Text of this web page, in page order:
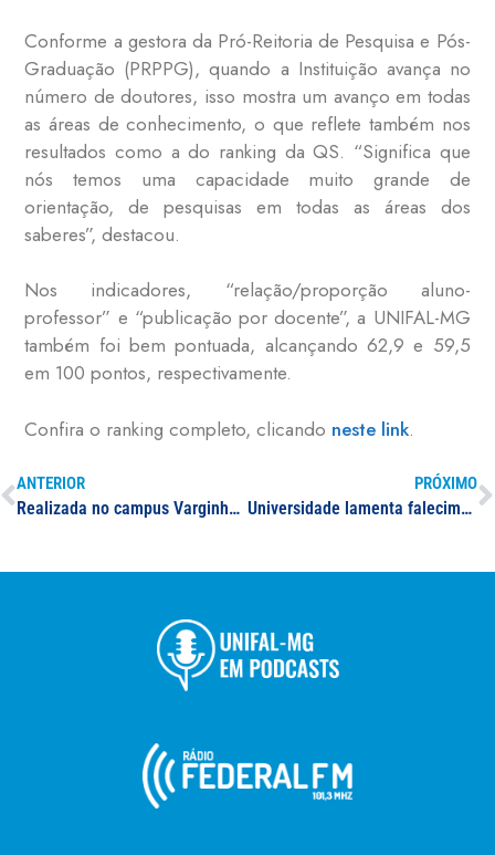
Conforme a gestora da Pró-Reitoria de Pesquisa e Pós-
Graduação (PRPPG), quando a Instituição avança no
número de doutores, isso mostra um avanço em todas
as áreas de conhecimento, o que reflete também nos
resultados como a do ranking da QS. “Significa que
nós temos uma capacidade muito grande de
orientação, de pesquisas em todas as áreas dos
saberes”, destacou.
Nos indicadores, “relação/proporção aluno-
professor” e “publicação por docente”, a UNIFAL-MG
também foi bem pontuada, alcançando 62,9 e 59,5
em 100 pontos, respectivamente.
Confira o ranking completo, clicando neste link.
ANTERIOR
Realizada no campus Varginha, cerimônia de encerramento do Mês da Sustentabilidade da UNIFAL-MG é marcada por apresentações de desenvolvimento sustentável local e institucional
PRÓXIMO
Universidade lamenta falecimento de Edilaine Martins Xavier, ex-aluna do curso de Pedagogia da UNIFAL-MG